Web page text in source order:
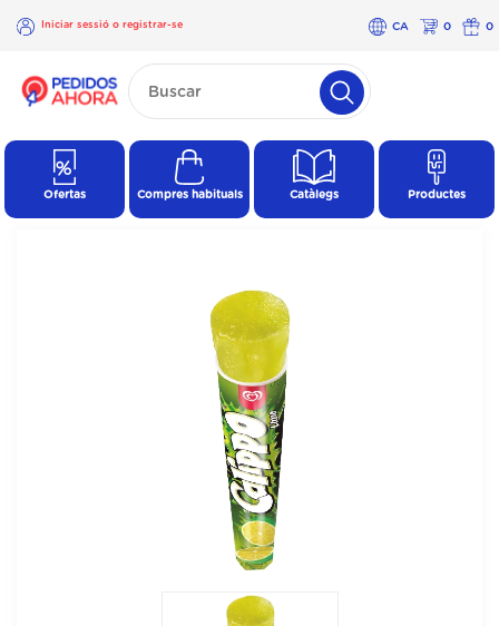
Iniciar sessió o registrar-se CA 0 0
×
Iniciar
registrar-
Ofertas Compres habituals Catàlegs Productes